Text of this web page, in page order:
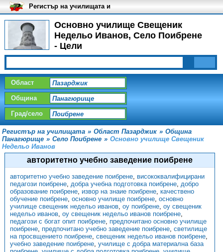
Основно училище Свещеник
Недельо Иванов, Село Поибрене
- Цели
Регистър на училищата и
университетите в България
Област
Община
Град/село
Регистър на училищата » Област Пазарджик » Община
Панагюрище » Село Поибрене » Основно училище Свещеник
Недельо Иванов
авторитетно учебно заведение поибрене
авторитетно учебно заведение поибрене, висококвалифицирани
педагози поибрене, добра учебна подготовка поибрене, добро
образование поибрене, извор на знаие поибрене, качествено
обучение поибрене, основно училище поибрене, основно
училище свещеник недельо иванов, оу поибрене, оу свещеник
недельо иванов, оу свещеник недельо иванов поибрене,
педагози с богат опит поибрене, предпочитано основно училище
поибрене, предпочитано учебно заведение поибрене, светилище
на просвщението поибрене, свещеник недельо иванов поибрене,
учебно заведение поибрене, училище с добра материална база